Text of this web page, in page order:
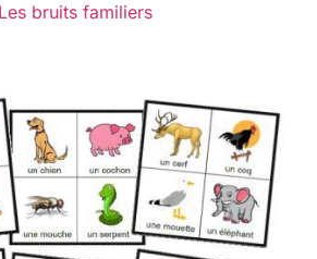
bruits familiers